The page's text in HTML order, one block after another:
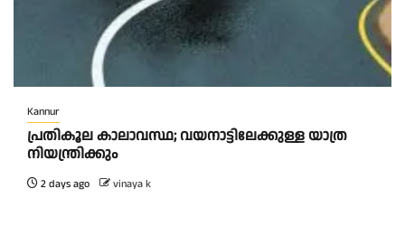
Kannur
പ്രതികൂല കാലാവസ്ഥ; വയനാട്ടിലേക്കുള്ള യാത്ര
നിയന്ത്രിക്കും
2 days ago vinaya k